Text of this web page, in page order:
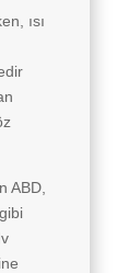
ısı
ABD,